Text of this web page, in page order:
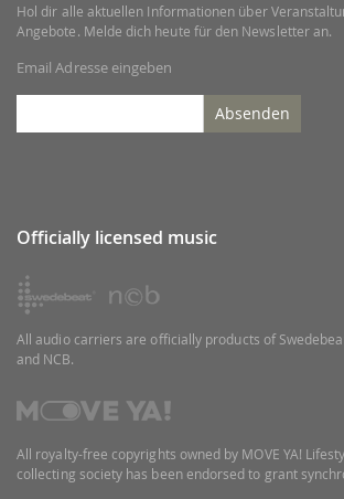
Hol dir alle aktuellen Informationen über
Angebote. Melde dich heute für den Newsletter an.
Email Adresse eingeben
Absenden
Officially licensed music
All audio carriers are officially products of
and NCB.
All royalty-free copyrights owned by MOVE YA!
collecting society has been endorsed to grant